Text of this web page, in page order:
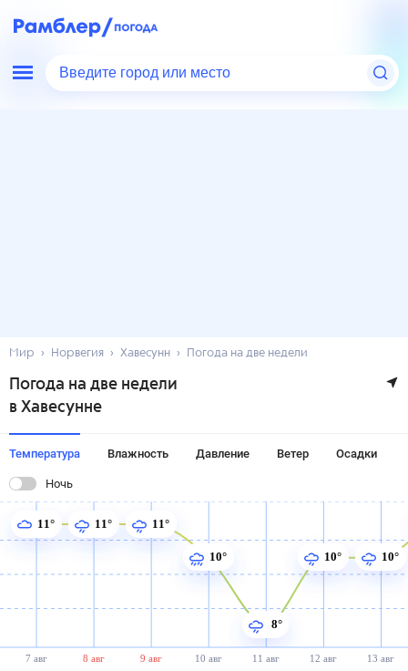
Введите город или место
Мир Норвегия Хавесунн Погода на две недели
Погода на две недели
в Хавесунне
Температура Влажность Давление Ветер Осадки
Ночь
7 авг 8 авг 9 авг 10 авг 11 авг 12 авг 13 авг
11° 11°
11°
10°
8°
10° 10°